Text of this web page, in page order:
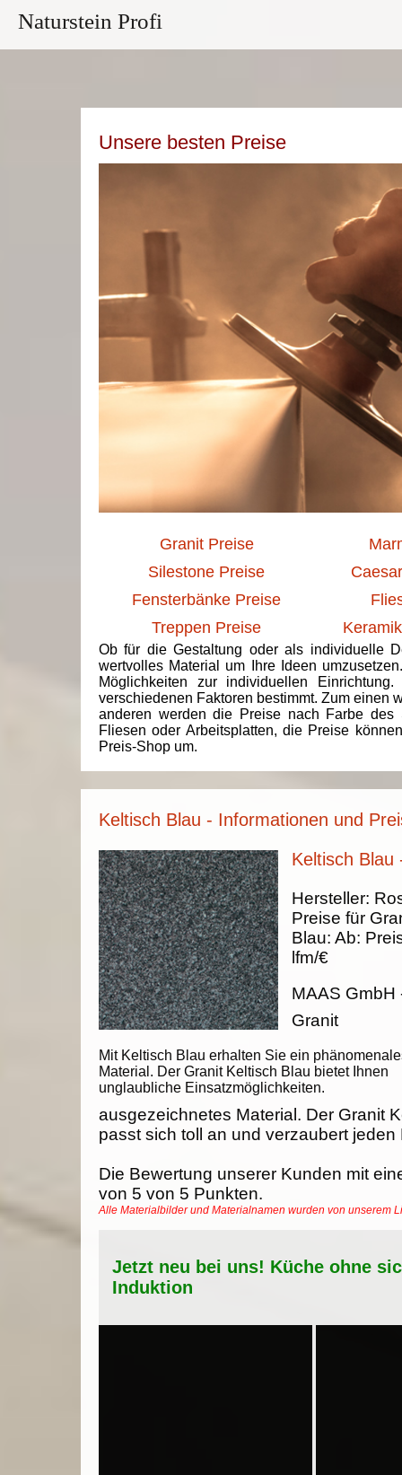
Naturstein Profi
Unsere besten Preise
Granit Preise
Silestone Preise
Fensterbänke Preise
Treppen Preise
Ob für die Gestaltung oder als individuelle
wertvolles Material um Ihre Ideen
Möglichkeiten zur individuellen
verschiedenen Faktoren bestimmt. Zum einen
anderen werden die Preise nach Farbe des
Fliesen oder Arbeitsplatten, die Preise
Preis-Shop um.
Keltisch Blau - Informationen und
Keltisch Blau
Mit Keltisch Blau erhalten Sie ein
Material. Der Granit Keltisch Blau bietet Ihnen
unglaubliche Einsatzmöglichkeiten.
Hersteller:
Preise für
Blau: Ab:
lfm/€
MAAS GmbH
Granit
ausgezeichnetes Material. Der Granit
passt sich toll an und verzaubert jeden
Die Bewertung unserer Kunden mit
von 5 von 5 Punkten.
Alle Materialbilder und Materialnamen wurden von unserem
Jetzt neu bei uns! Küche ohne
Induktion